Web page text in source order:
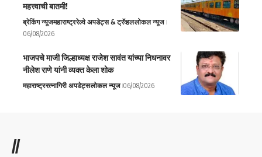
महत्त्वाची बातमी!
ब्रेकिंग न्यूजमहाराष्ट्ररेल्वे अपडेट्स & ट्रॅव्हललोकल न्यूज
06/08/2026
भाजपचे माजी जिल्हाध्यक्ष राजेश सावंत यांच्या निधनावर
नीलेश राणे यांनी व्यक्त केला शोक
महाराष्ट्ररत्नागिरी अपडेट्सलोकल न्यूज 06/08/2026
//